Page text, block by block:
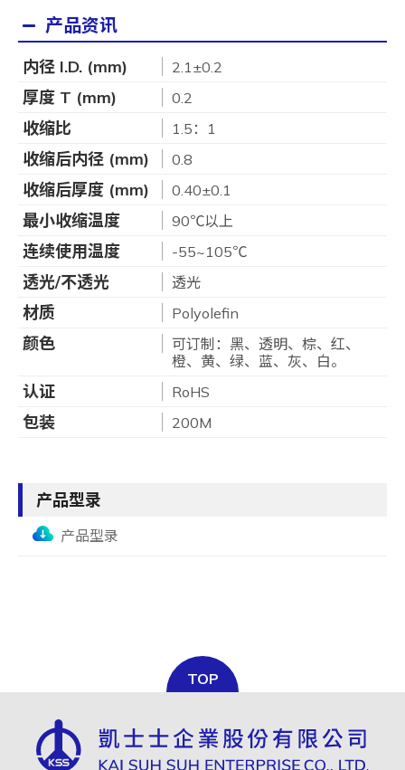
产品资讯
内径 I.D. (mm) 2.1±0.2
厚度 T (mm) 0.2
收缩比 1.5：1
收缩后内径 (mm) 0.8
收缩后厚度 (mm) 0.40±0.1
最小收缩温度 90℃以上
连续使用温度 -55~105℃
透光/不透光 透光
材质 Polyolefin
颜色
可订制：黑、透明、棕、红、
橙、黄、绿、蓝、灰、白。
认证 RoHS
包装 200M
产品型录
产品型录
TOP